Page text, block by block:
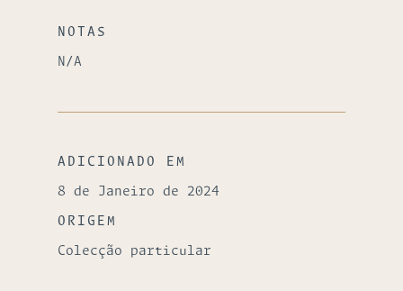
NOTAS
N/A
ADICIONADO EM
8 de Janeiro de 2024
ORIGEM
Colecção particular